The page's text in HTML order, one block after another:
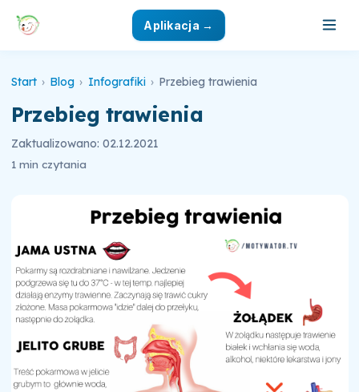
Aplikacja →
Start › Blog › Infografiki › Przebieg trawienia
Przebieg trawienia
Zaktualizowano: 02.12.2021
1 min czytania